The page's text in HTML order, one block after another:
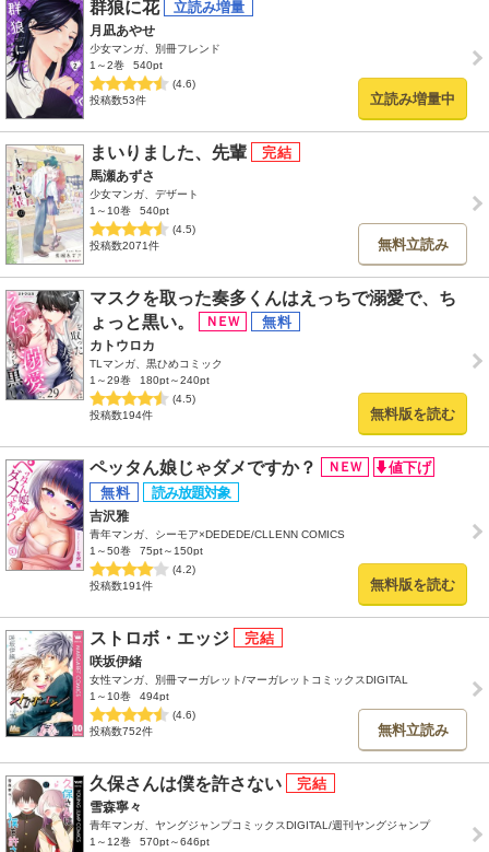
群狼に花
月凪あやせ
少女マンガ、別冊フレンド
1～2巻
540pt
(4.6)
投稿数53件
立読み増量中
まいりました、先輩
馬瀬あずさ
少女マンガ、デザート
1～10巻
540pt
(4.5)
投稿数2071件
無料立読み
マスクを取った奏多くんはえっちで溺愛で、ち
ょっと黒い。
カトウロカ
TLマンガ、黒ひめコミック
1～29巻
180pt～240pt
(4.5)
投稿数194件
無料版を読む
ペッタん娘じゃダメですか？
吉沢雅
青年マンガ、シーモア×DEDEDE/CLLENN COMICS
1～50巻
75pt～150pt
(4.2)
投稿数191件
無料版を読む
ストロボ・エッジ
咲坂伊緒
女性マンガ、別冊マーガレット/マーガレットコミックスDIGITAL
1～10巻
494pt
(4.6)
投稿数752件
無料立読み
久保さんは僕を許さない
雪森寧々
青年マンガ、ヤングジャンプコミックスDIGITAL/週刊ヤングジャンプ
1～12巻
570pt～646pt